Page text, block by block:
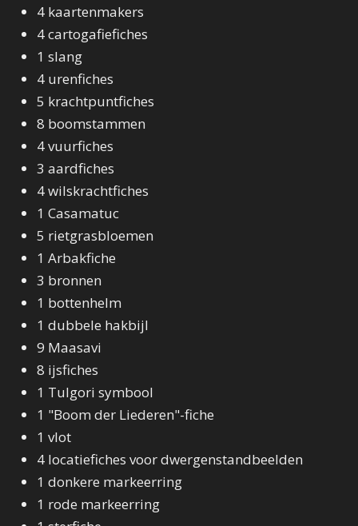
4 kaartenmakers
4 cartogafiefiches
1 slang
4 urenfiches
5 krachtpuntfiches
8 boomstammen
4 vuurfiches
3 aardfiches
4 wilskrachtfiches
1 Casamatuc
5 rietgrasbloemen
1 Arbakfiche
3 bronnen
1 bottenhelm
1 dubbele hakbijl
9 Maasavi
8 ijsfiches
1 Tulgori symbool
1 "Boom der Liederen"-fiche
1 vlot
4 locatiefiches voor dwergenstandbeelden
1 donkere markeerring
1 rode markeerring